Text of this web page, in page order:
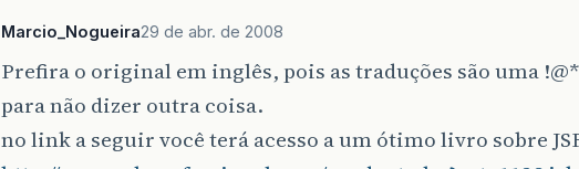
Marcio_Nogueira29 de abr. de 2008
Prefira o original em inglês, pois as traduções são uma
para não dizer outra coisa.
no link a seguir você terá acesso a um ótimo livro sobre